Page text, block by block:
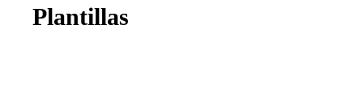
Plantillas